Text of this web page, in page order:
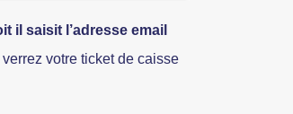
il saisit l’adresse email
votre ticket de caisse